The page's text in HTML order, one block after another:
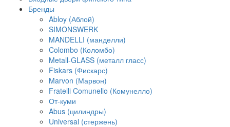
Бренды
Abloy (Аблой)
SIMONSWERK
MANDELLI (манделли)
Colombo (Коломбо)
Metall-GLASS (металл гласс)
Fiskars (Фискарс)
Marvon (Марвон)
Fratelli Comunello (Комунелло)
От-куми
Abus (цилиндры)
Universal (стержень)